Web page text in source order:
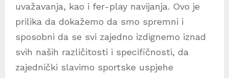
uvažavanja, kao i fer-play navijanja. Ovo je
prilika da dokažemo da smo spremni i
sposobni da se svi zajedno izdignemo iznad
svih naših različitosti i specifičnosti, da
zajednički slavimo sportske uspjehe